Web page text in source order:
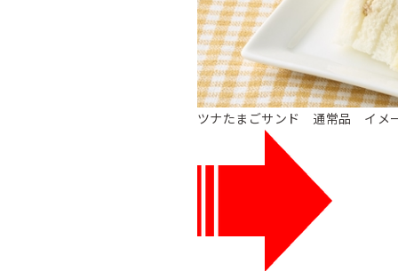
ツナたまごサンド 通常品 イメ